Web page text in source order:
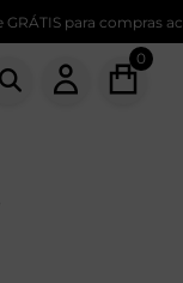
para compras
0